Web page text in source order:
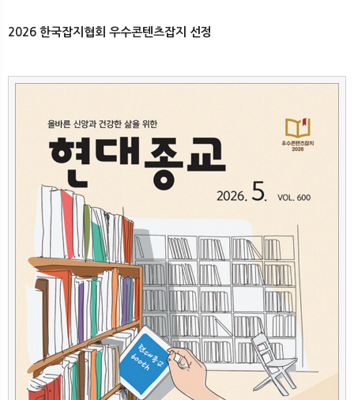
2026 한국잡지협회 우수콘텐츠잡지 선정